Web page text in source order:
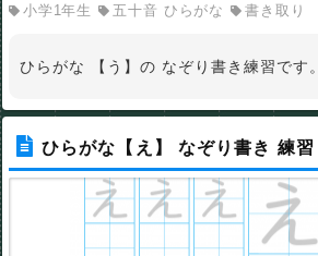
小学1年生 五十音 ひらがな 書き取り
ひらがな 【う】の なぞり書き練習です。
ひらがな【え】 なぞり書き 練習